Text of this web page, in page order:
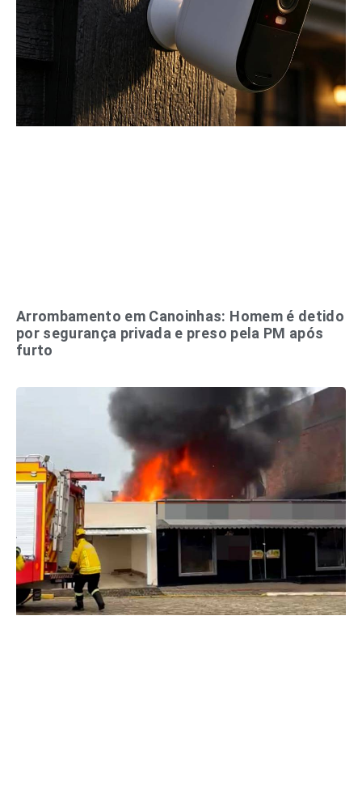
Arrombamento em Canoinhas: Homem é detido
por segurança privada e preso pela PM após
furto